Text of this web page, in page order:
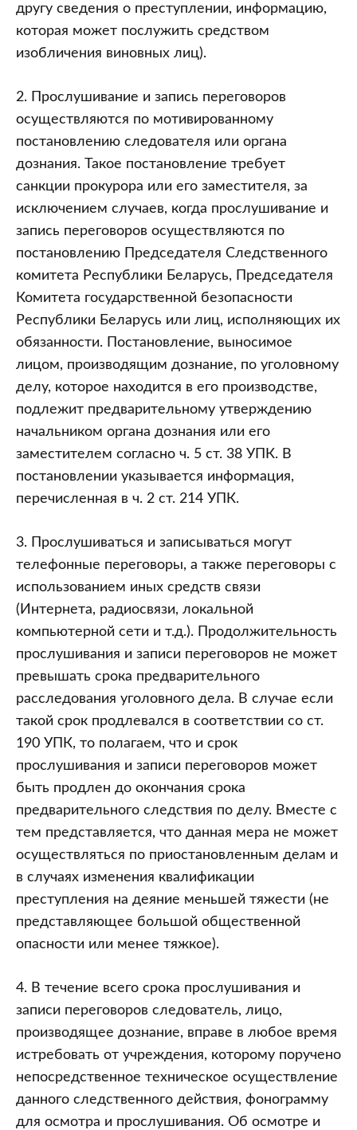
другу сведения о преступлении, информацию,
которая может послужить средством
изобличения виновных лиц).
2. Прослушивание и запись переговоров
осуществляются по мотивированному
постановлению следователя или органа
дознания. Такое постановление требует
санкции прокурора или его заместителя, за
исключением случаев, когда прослушивание и
запись переговоров осуществляются по
постановлению Председателя Следственного
комитета Республики Беларусь, Председателя
Комитета государственной безопасности
Республики Беларусь или лиц, исполняющих их
обязанности. Постановление, выносимое
лицом, производящим дознание, по уголовному
делу, которое находится в его производстве,
подлежит предварительному утверждению
начальником органа дознания или его
заместителем согласно ч. 5 ст. 38 УПК. В
постановлении указывается информация,
перечисленная в ч. 2 ст. 214 УПК.
3. Прослушиваться и записываться могут
телефонные переговоры, а также переговоры с
использованием иных средств связи
(Интернета, радиосвязи, локальной
компьютерной сети и т.д.). Продолжительность
прослушивания и записи переговоров не может
превышать срока предварительного
расследования уголовного дела. В случае если
такой срок продлевался в соответствии со ст.
190 УПК, то полагаем, что и срок
прослушивания и записи переговоров может
быть продлен до окончания срока
предварительного следствия по делу. Вместе с
тем представляется, что данная мера не может
осуществляться по приостановленным делам и
в случаях изменения квалификации
преступления на деяние меньшей тяжести (не
представляющее большой общественной
опасности или менее тяжкое).
4. В течение всего срока прослушивания и
записи переговоров следователь, лицо,
производящее дознание, вправе в любое время
истребовать от учреждения, которому поручено
непосредственное техническое осуществление
данного следственного действия, фонограмму
для осмотра и прослушивания. Об осмотре и